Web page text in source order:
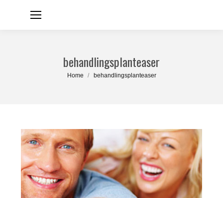
behandlingsplanteaser
You are here:
Home behandlingsplanteaser